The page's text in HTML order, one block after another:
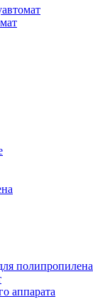
полипропилена
аппарата